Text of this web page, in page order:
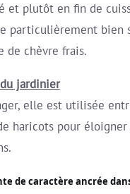
et plutôt en fin de
particulièrement bien
de chèvre frais.
jardinier
elle est utilisée
haricots pour éloigner
de caractère ancrée